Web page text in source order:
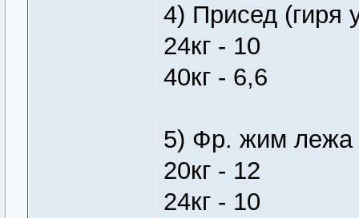
4) Присед (гиря
24кг - 10
40кг - 6,6
5) Фр. жим лежа
20кг - 12
24кг - 10